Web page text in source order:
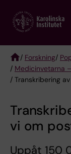
main
/ Forskning/
/ Medicinvetarna
/ Transkribering
vi om
Uppåt 150